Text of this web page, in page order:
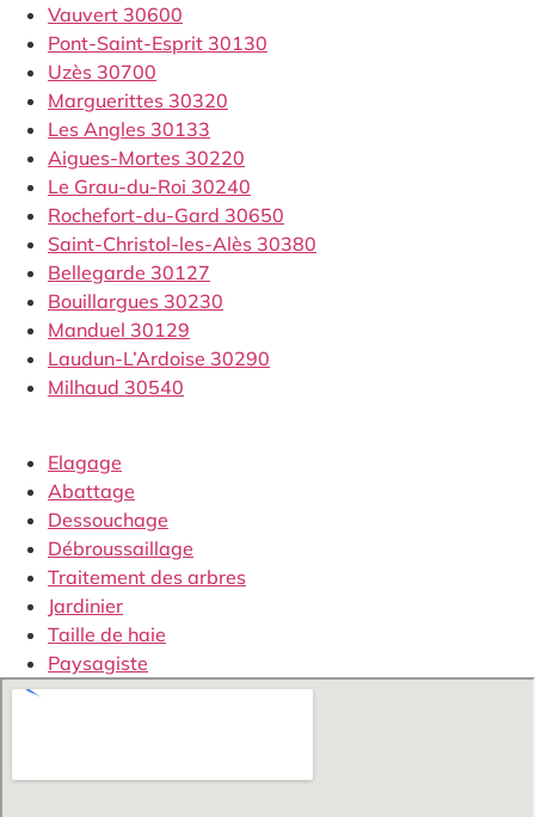
Vauvert 30600
Pont-Saint-Esprit 30130
Uzès 30700
Marguerittes 30320
Les Angles 30133
Aigues-Mortes 30220
Le Grau-du-Roi 30240
Rochefort-du-Gard 30650
Saint-Christol-les-Alès 30380
Bellegarde 30127
Bouillargues 30230
Manduel 30129
Laudun-L’Ardoise 30290
Milhaud 30540
Elagage
Abattage
Dessouchage
Débroussaillage
Traitement des arbres
Jardinier
Taille de haie
Paysagiste